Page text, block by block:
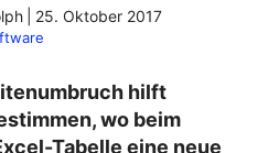
25. Oktober 2017
hilft
wo beim
Tabelle eine neue